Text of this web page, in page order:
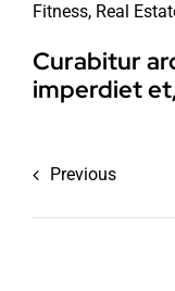
Fitness, Real
Curabitur
imperdiet
Previous